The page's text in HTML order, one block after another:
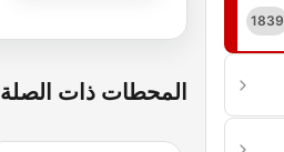
1839
المحطات ذات الصلة